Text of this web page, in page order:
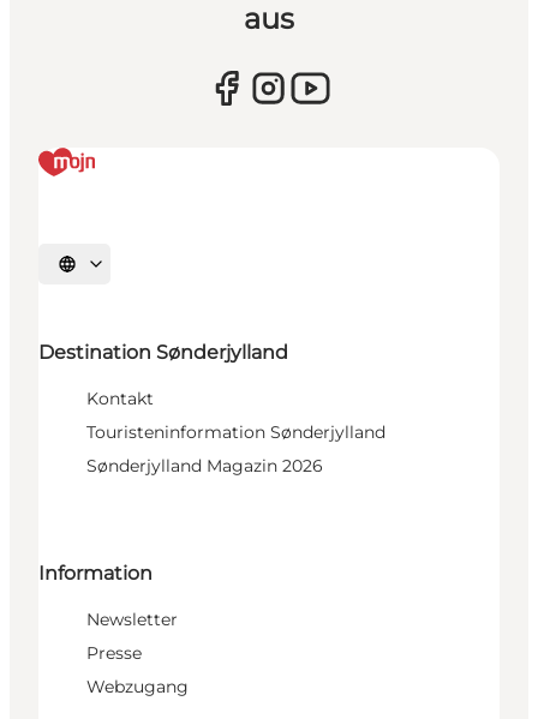
aus
Sprache auswählen
Destination Sønderjylland
Kontakt
Touristeninformation Sønderjylland
Sønderjylland Magazin 2026
Information
Newsletter
Presse
Webzugang